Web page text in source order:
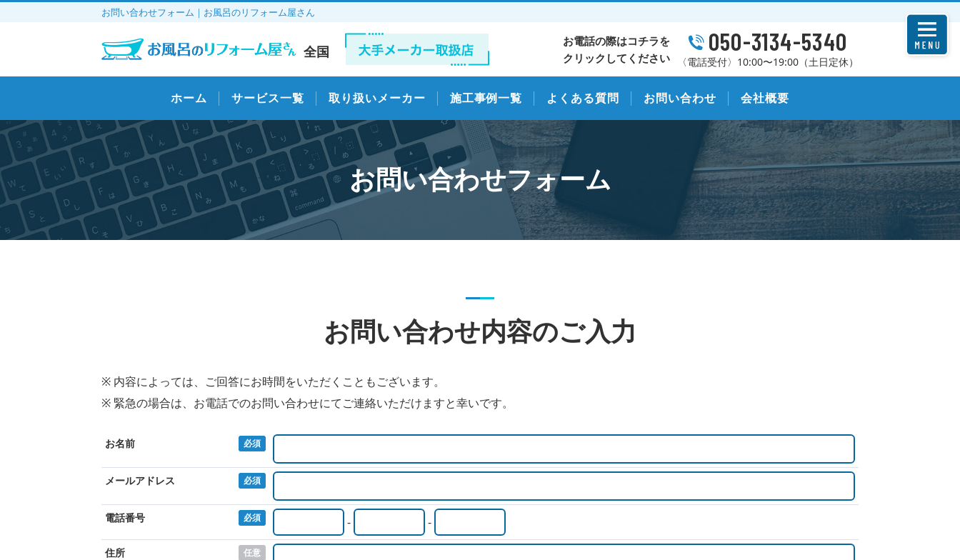
お問い合わせフォーム｜お風呂のリフォーム屋さん
全国
お電話の際はコチラを
クリックしてください
050-3134-5340
〈電話受付〉10:00〜19:00（土日定休）
ホーム サービス一覧 取り扱いメーカー 施工事例一覧 よくある質問 お問い合わせ 会社概要
お問い合わせフォーム
お問い合わせ内容のご入力
※ 内容によっては、ご回答にお時間をいただくこともございます。
※ 緊急の場合は、お電話でのお問い合わせにてご連絡いただけますと幸いです。
お名前 必須
メールアドレス 必須
電話番号 必須 - -
住所 任意